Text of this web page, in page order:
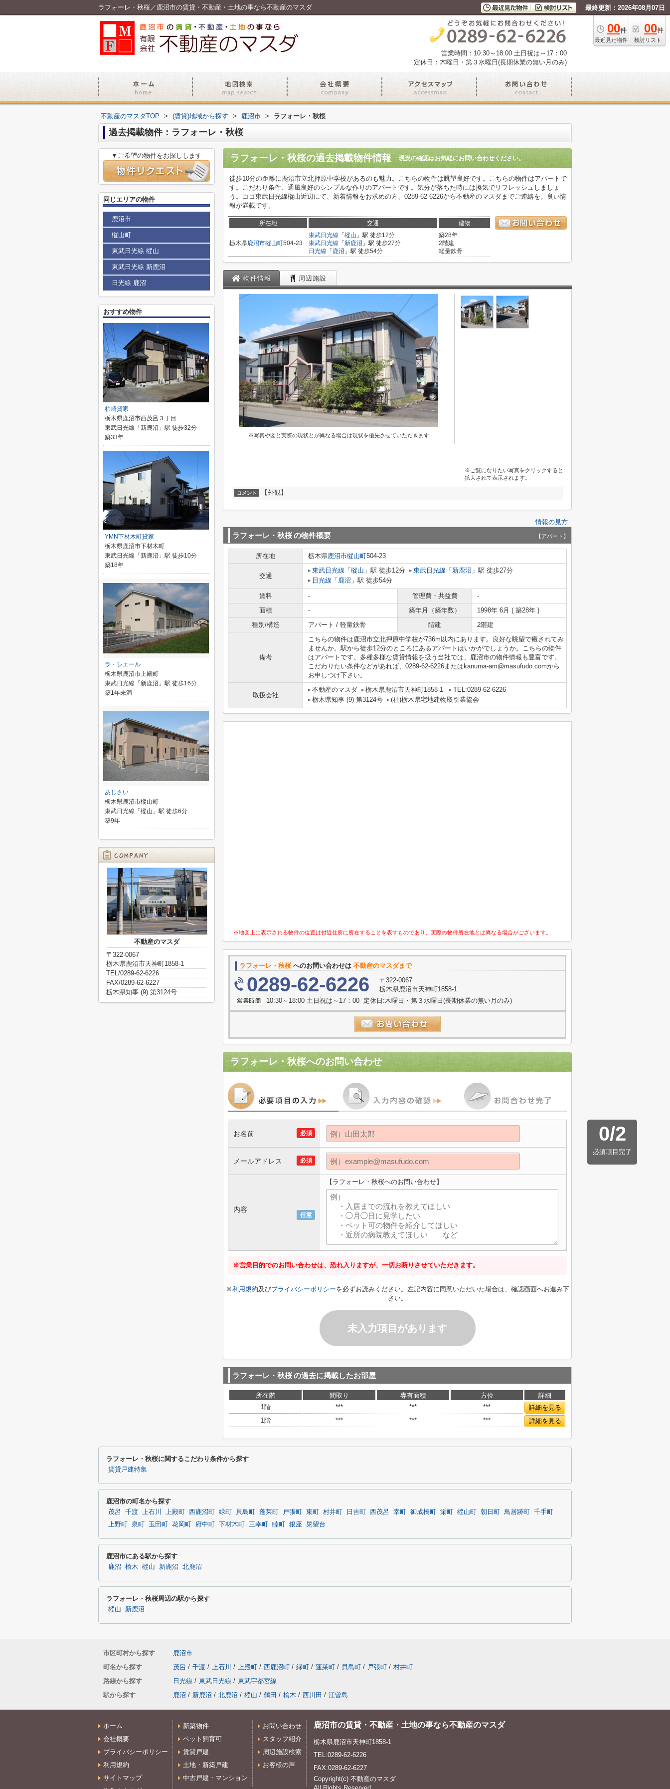
ラフォーレ・秋桜／鹿沼市の賃貸・不動産・土地の事なら不動産のマスダ 最終更新：2026年08月07日
00件
最近見た物件
00件
検討リスト
営業時間：10:30～18:00 土日祝は～17：00
定休日：木曜日・第３水曜日(長期休業の無い月のみ)
不動産のマスダTOP > (賃貸)地域から探す > 鹿沼市 > ラフォーレ・秋桜
過去掲載物件：ラフォーレ・秋桜
ラフォーレ・秋桜の過去掲載物件情報 現況の確認はお気軽にお問い合わせください。
徒歩10分の距離に鹿沼市立北押原中学校があるのも魅力。こちらの物件は眺望良好です。こちらの物件はアパートで
す。こだわり条件、通風良好のシンプルな作りのアパートです。気分が落ちた時には換気でリフレッシュしましょ
う。ココ東武日光線樅山近辺にて、新着情報をお求めの方、0289-62-6226から不動産のマスダまでご連絡を。良い情
報が満載です。
所在地 交通 建物
栃木県鹿沼市樅山町504-23
東武日光線 「 樅山 」駅 徒歩12分
東武日光線 「 新鹿沼 」駅 徒歩27分
日光線 「 鹿沼 」駅 徒歩54分
築28年
2階建
軽量鉄骨
物件情報 周辺施設
※写真や図と実際の現状とが異なる場合は現状を優先させていただきます
※ご覧になりたい写真をクリックすると
拡大されて表示されます。
コメント 【外観】
情報の見方
ラフォーレ・秋桜の物件概要 【アパート】
所在地 栃木県鹿沼市樅山町504-23
交通
東武日光線 「 樅山 」駅 徒歩12分 東武日光線 「 新鹿沼 」駅 徒歩27分
日光線 「 鹿沼 」駅 徒歩54分
賃料 - 管理費・共益費
-
面積
- 築年月（築年数）
1998年 6月 ( 築28年 )
種別/構造
アパート / 軽量鉄骨 階建 2階建
備考
こちらの物件は鹿沼市立北押原中学校が736m以内にあります。良好な眺望で癒されてみ
ませんか。駅から徒歩12分のところにあるアパートはいかがでしょうか。こちらの物件
はアパートです。多種多様な賃貸情報を扱う当社では、鹿沼市の物件情報も豊富です。
こだわりたい条件などがあれば、0289-62-6226またはkanuma-am@masufudo.comから
お申しつけ下さい。
取扱会社
不動産のマスダ 栃木県鹿沼市天神町1858-1
TEL:0289-62-6226
栃木県知事 (9) 第3124号
(社)栃木県宅地建物取引業協会
※地図上に表示される物件の位置は付近住所に所在することを表すものであり、実際の物件所在地とは異なる場合がございます。
ラフォーレ・秋桜へのお問い合わせは 不動産のマスダまで
0289-62-6226
〒322-0067
栃木県鹿沼市天神町1858-1
10:30～18:00 土日祝は～17：00 定休日:木曜日・第３水曜日(長期休業の無い月のみ)
ラフォーレ・秋桜へのお問い合わせ
0/2
必須項目完了
必須
お名前
必須
メールアドレス
任意
内容
【ラフォーレ・秋桜へのお問い合わせ】
※営業目的でのお問い合わせは、恐れ入りますが、一切お断りさせていただきます。
※利用規約及びプライバシーポリシーを必ずお読みください。左記内容に同意いただいた場合は、確認画面へお進み下
さい。
未入力項目があります
ラフォーレ・秋桜の過去に掲載したお部屋
所在階 間取り 専有面積 方位
詳細
1階
*** *** ***
詳細を見る
1階
*** *** *** 詳細を見る
▼ご希望の物件をお探しします
同じエリアの物件
鹿沼市
樅山町
東武日光線 樅山
東武日光線 新鹿沼
日光線 鹿沼
おすすめ物件
柏崎貸家
栃木県鹿沼市西茂呂３丁目
東武日光線「新鹿沼」駅 徒歩32分
築33年
YMN下材木町貸家
栃木県鹿沼市下材木町
東武日光線「新鹿沼」駅 徒歩10分
築18年
ラ・シエール
栃木県鹿沼市上殿町
東武日光線「新鹿沼」駅 徒歩16分
築1年未満
あじさい
栃木県鹿沼市樅山町
東武日光線「樅山」駅 徒歩6分
築9年
不動産のマスダ
〒322-0067
栃木県鹿沼市天神町1858-1
TEL/0289-62-6226
FAX/0289-62-6227
栃木県知事 (9) 第3124号
ラフォーレ・秋桜に関するこだわり条件から探す
賃貸戸建特集
鹿沼市の町名から探す
茂呂 千渡 上石川 上殿町 西鹿沼町 緑町 貝島町 蓬莱町 戸張町 東町 村井町 日吉町 西茂呂 幸町 御成橋町 栄町 樅山町 朝日町 鳥居跡町
千手町
上野町
泉町 玉田町 花岡町 府中町 下材木町 三幸町 睦町 銀座 晃望台
鹿沼市にある駅から探す
鹿沼 楡木 樅山 新鹿沼 北鹿沼
ラフォーレ・秋桜周辺の駅から探す
樅山 新鹿沼
市区町村から探す
鹿沼市
町名から探す
茂呂 / 千渡 / 上石川 / 上殿町 / 西鹿沼町 / 緑町 / 蓬莱町 / 貝島町 / 戸張町 / 村井町
路線から探す
日光線 / 東武日光線 / 東武宇都宮線
駅から探す
鹿沼 / 新鹿沼 / 北鹿沼 / 樅山 / 鶴田 / 楡木 / 西川田 / 江曽島
ホーム
会社概要
プライバシーポリシー
利用規約
サイトマップ
新築物件
ペット飼育可
賃貸戸建
土地・新築戸建
中古戸建・マンション
お問い合わせ
スタッフ紹介
周辺施設検索
お客様の声
鹿沼市の賃貸・不動産・土地の事なら不動産のマスダ
栃木県鹿沼市天神町1858-1
TEL:0289-62-6226
FAX:0289-62-6227
Copyright(c) 不動産のマスダ